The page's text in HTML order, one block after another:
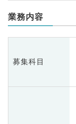
業務内容
募集科目